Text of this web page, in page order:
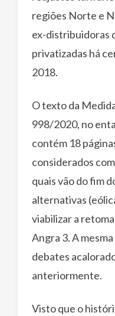
regiões Norte e
ex-distribuidoras
privatizadas há
2018.
O texto da
998/2020, no
contém 18
considerados
quais vão do fim
alternativas
viabilizar a
Angra 3. A
debates
anteriormente.
Visto que o